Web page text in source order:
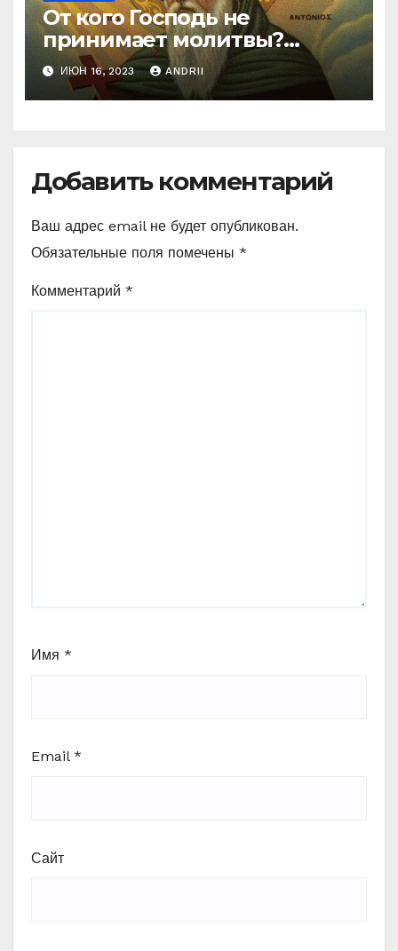
От кого Господь не
принимает молитвы?
Неожиданные слова
Ефрема Сирина
ИЮН 16, 2023 ANDRII
Добавить комментарий
Ваш адрес email не будет опубликован.
Обязательные поля помечены *
Комментарий *
Имя *
Email *
Сайт